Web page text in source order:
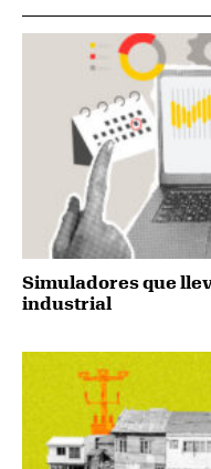
Simuladores que
industrial